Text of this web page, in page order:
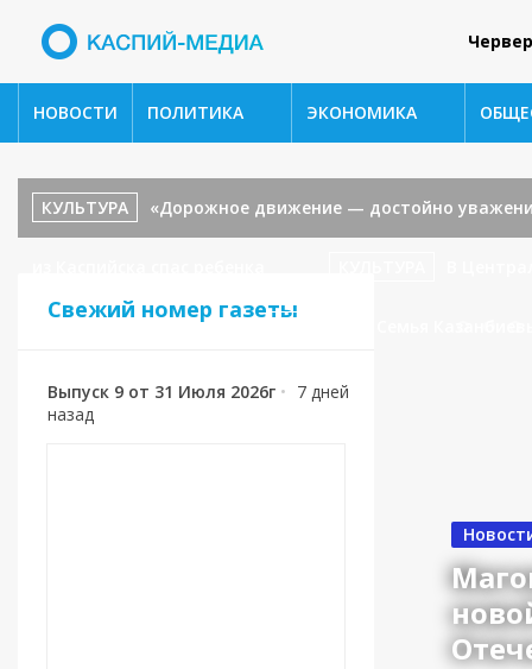
НОВОСТИ ПОЛИТИКА ЭКОНОМИКА
КУЛЬТУРА «Дорожное движение — достойно
«В гостях у сказки».
Свежий номер газеты
Выпуск 9 от 31 Июля 2026г • 7 дней
назад